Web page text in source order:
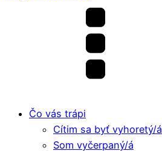
Čo vás trápi
Cítim sa byť vyhoretý/á
Som vyčerpaný/á